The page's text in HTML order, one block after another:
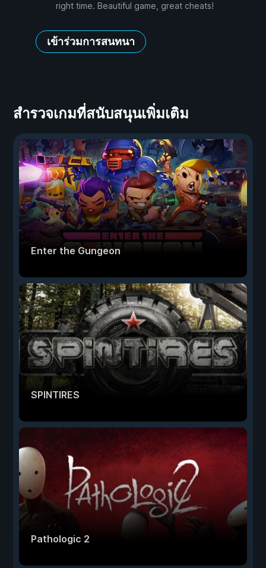
right time. Beautiful game, great cheats!
เข้าร่วมการสนทนา
สำรวจเกมที่สนับสนุนเพิ่มเติม
Enter the Gungeon
SPINTIRES
Pathologic 2